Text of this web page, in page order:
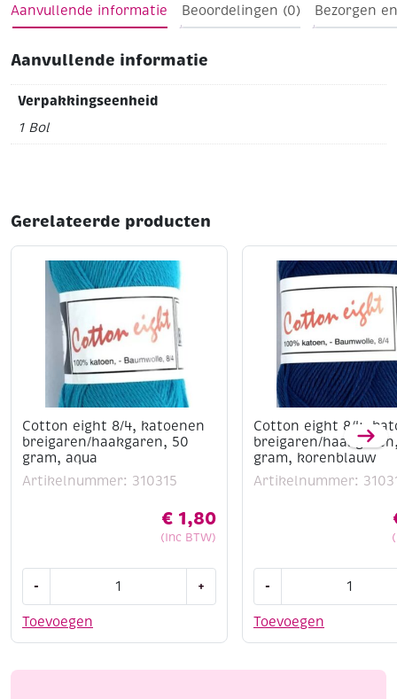
Aanvullende informatie Beoordelingen (0) Bezorgen
Aanvullende informatie
Verpakkingseenheid
1 Bol
Gerelateerde producten
Cotton eight 8/4, katoenen
breigaren/haakgaren, 50
gram, aqua
Artikelnummer: 310315
€ 1,80
(Inc BTW)
Toevoegen
-
8/4,
50
+
Cotton eight 8/4,
breigaren/
gram, korenblauw
Artikelnummer:
Toevoegen
-
8/4,
50